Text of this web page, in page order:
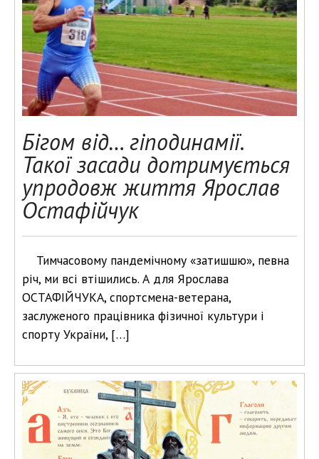
Бігом від… гіподинамії.
Такої засади дотримується
упродовж життя Ярослав
Остафійчук
Тимчасовому пандемічному «затишшю», певна
річ, ми всі втішились. А для Ярослава
ОСТАФІЙЧУКА, спортсмена-ветерана,
заслуженого працівника фізичної культури і
спорту України, […]